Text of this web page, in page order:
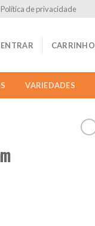
Política de privacidade
ENTRAR CARRINHO
VARIEDADES